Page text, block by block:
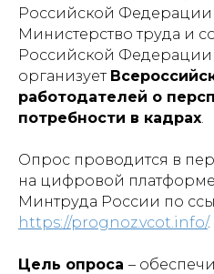
Российской Федерации
Министерство труда и
Российской
организует
работодателей о
потребности в кадрах.
Опрос проводится в
на цифровой
Минтруда России по
https://prognoz.vcot.info/.
Цель опроса –